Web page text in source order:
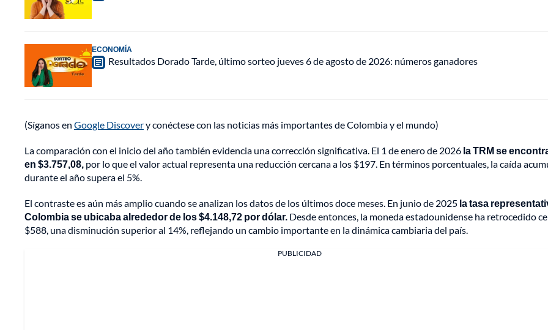
ECONOMÍA
Resultados Dorado Tarde, último sorteo jueves 6 de agosto de 2026: números ganadores
(Síganos en Google Discovery conéctese con las noticias más importantes de Colombia y el mundo)
La comparación con el inicio del año también evidencia una corrección significativa. El 1 de enero de 2026 la TRM se
en $3.757,08, por lo que el valor actual representa una reducción cercana a los $197. En términos porcentuales, la caída
durante el año supera el 5%.
El contraste es aún más amplio cuando se analizan los datos de los últimos doce meses. En junio de 2025 la tasa
Colombia se ubicaba alrededor de los $4.148,72 por dólar. Desde entonces, la moneda estadounidense ha retrocedido
$588, una disminución superior al 14%, reflejando un cambio importante en la dinámica cambiaria del país.
PUBLICIDAD